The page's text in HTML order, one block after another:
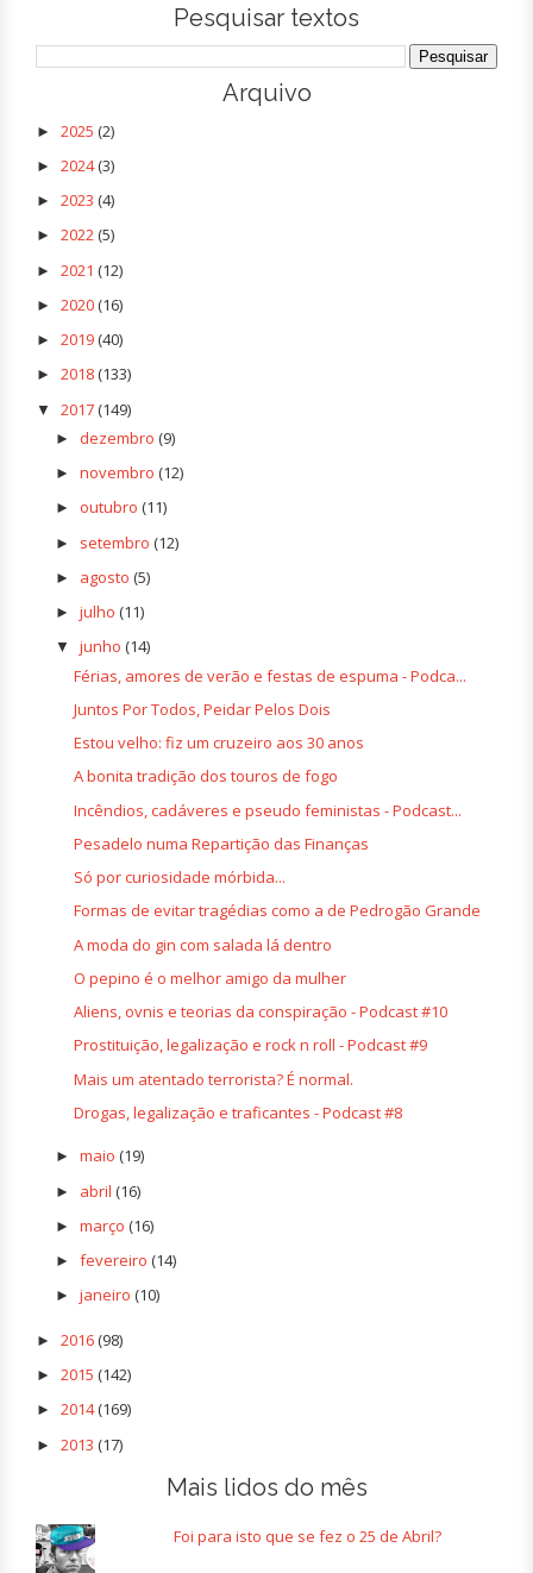
Pesquisar textos
Arquivo
► 2025 (2)
► 2024(3)
► 2023 (4)
► 2022(5)
► 2021 (12)
► 2020(16)
► 2019(40)
► 2018(133)
▼ 2017(149)
► dezembro (9)
► novembro (12)
► outubro (11)
► setembro (12)
► agosto (5)
► julho (11)
▼ junho (14)
Férias, amores de verão e festas de espuma - Podca...
Juntos Por Todos, Peidar Pelos Dois
Estou velho: fiz um cruzeiro aos 30 anos
A bonita tradição dos touros de fogo
Incêndios, cadáveres e pseudo feministas - Podcast...
Pesadelo numa Repartição das Finanças
Só por curiosidade mórbida...
Formas de evitar tragédias como a de Pedrogão Grande
A moda do gin com salada lá dentro
O pepino é o melhor amigo da mulher
Aliens, ovnis e teorias da conspiração - Podcast #10
Prostituição, legalização e rock n roll - Podcast #9
Mais um atentado terrorista? É normal.
Drogas, legalização e traficantes - Podcast #8
► maio (19)
► abril (16)
► março (16)
► fevereiro (14)
► janeiro (10)
► 2016(98)
► 2015 (142)
► 2014(169)
► 2013 (17)
Mais lidos do mês
Foi para isto que se fez o 25 de Abril?